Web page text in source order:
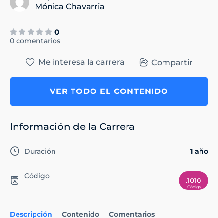
Mónica Chavarria
0
0 comentarios
Descripción Contenido Comentarios
Me interesa la carrera Compartir
VER TODO EL CONTENIDO
Información de la Carrera
Duración 1 año
Código
.1010